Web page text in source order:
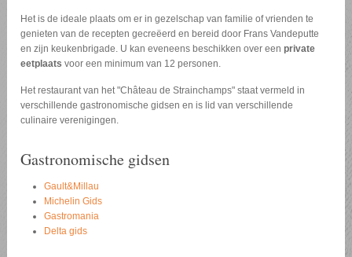
Het is de ideale plaats om er in gezelschap van familie of vrienden te
genieten van de recepten gecreëerd en bereid door Frans Vandeputte
en zijn keukenbrigade. U kan eveneens beschikken over eenprivate
eetplaats voor een minimum van 12 personen.
Het restaurant van het "Château de Strainchamps" staat vermeld in
verschillende gastronomische gidsen en is lid van verschillende
culinaire verenigingen.
Gastronomische gidsen
Gault&Millau
Michelin Gids
Gastromania
Delta gids